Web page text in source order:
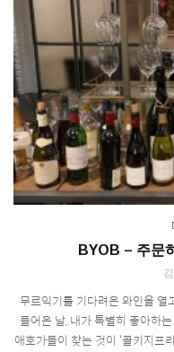
BYOB – 주문
무르익기를 기다려온 와인을 열
들어온 날, 내가 특별히 좋아하
애호가들이 찾는 것이 ‘콜키지프